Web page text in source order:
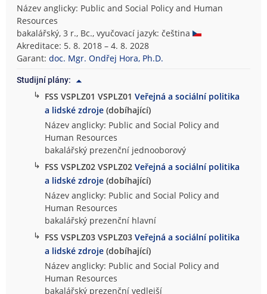
Název anglicky: Public and Social Policy and Human
Resources
bakalářský, 3 r., Bc., vyučovací jazyk: čeština
Akreditace: 5. 8. 2018 – 4. 8. 2028
Garant:doc. Mgr. Ondřej Hora, Ph.D.
Studijní plány:
↳ FSS VSPLZ01 VSPLZ01Veřejná a sociální politika
a lidské zdroje (dobíhající)
Název anglicky: Public and Social Policy and
Human Resources
bakalářský prezenční jednooborový
↳ FSS VSPLZ02 VSPLZ02Veřejná a sociální politika
a lidské zdroje (dobíhající)
Název anglicky: Public and Social Policy and
Human Resources
bakalářský prezenční hlavní
↳ FSS VSPLZ03 VSPLZ03Veřejná a sociální politika
a lidské zdroje (dobíhající)
Název anglicky: Public and Social Policy and
Human Resources
bakalářský prezenční vedlejší